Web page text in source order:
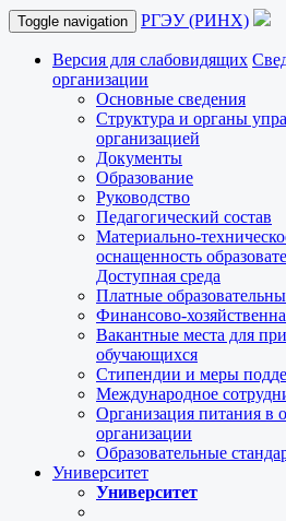
Toggle navigation РГЭУ (РИНХ)
Версия для слабовидящих
организации
Основные сведения
Структура и органы
организацией
Документы
Образование
Руководство
Педагогический состав
Материально-
оснащенность
Доступная среда
Платные
Финансово-
Вакантные места для
обучающихся
Стипендии и меры
Международное
Организация питания в
организации
Образовательные
Университет
Университет